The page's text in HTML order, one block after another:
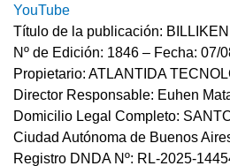
YouTube
Título de la publicación: BILLIKEN
Nº de Edición: 1846 – Fecha: 07/
Propietario: ATLANTIDA
Director Responsable: Euhen
Domicilio Legal Completo:
Ciudad Autónoma de Buenos
Registro DNDA Nº: RL-2025-